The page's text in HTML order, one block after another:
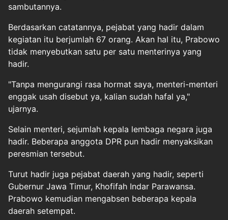
sambutannya.
Berdasarkan catatannya, pejabat yang hadir dalam
kegiatan itu berjumlah 67 orang. Akan hal itu, Prabowo
tidak menyebutkan satu per satu menterinya yang
hadir.
"Tanpa mengurangi rasa hormat saya, menteri-menteri
enggak usah disebut ya, kalian sudah hafal ya,"
ujarnya.
Selain menteri, sejumlah kepala lembaga negara juga
hadir. Beberapa anggota DPR pun hadir menyaksikan
peresmian tersebut.
Turut hadir juga pejabat daerah yang hadir, seperti
Gubernur Jawa Timur, Khofifah Indar Parawansa.
Prabowo kemudian mengabsen beberapa kepala
daerah setempat.